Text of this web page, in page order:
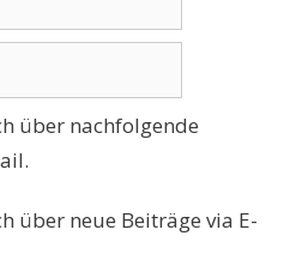
über nachfolgende
über neue Beiträge via E-